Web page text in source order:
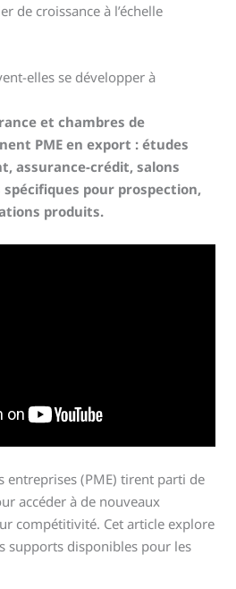
de croissance à l’échelle
elles se développer à
et chambres de
PME en export : études
assurance-crédit, salons
pour prospection,
produits.
entreprises (PME) tirent parti de
accéder à de nouveaux
compétitivité. Cet article explore
supports disponibles pour les